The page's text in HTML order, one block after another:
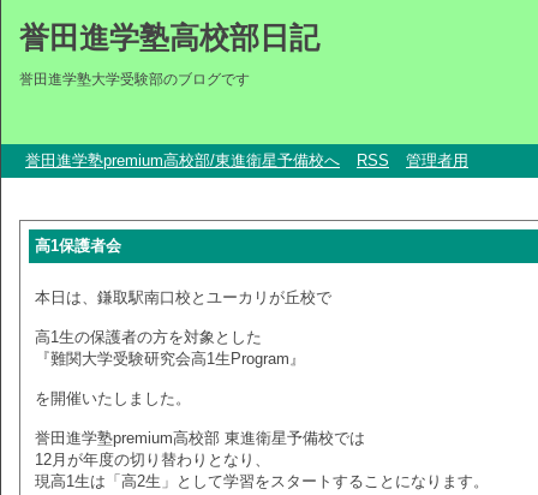
誉田進学塾高校部日記
誉田進学塾大学受験部のブログです
誉田進学塾premium高校部/東進衛星予備校へ RSS 管理者用
高1保護者会
本日は、鎌取駅南口校とユーカリが丘校で
高1生の保護者の方を対象とした
『難関大学受験研究会高1生Program』
を開催いたしました。
誉田進学塾premium高校部 東進衛星予備校では
12月が年度の切り替わりとなり、
現高1生は「高2生」として学習をスタートすることになります。